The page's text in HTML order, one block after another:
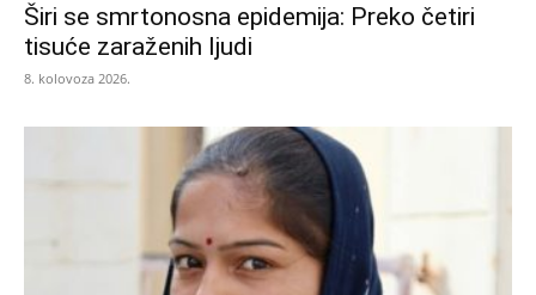
Širi se smrtonosna epidemija: Preko četiri
tisuće zaraženih ljudi
8. kolovoza 2026.